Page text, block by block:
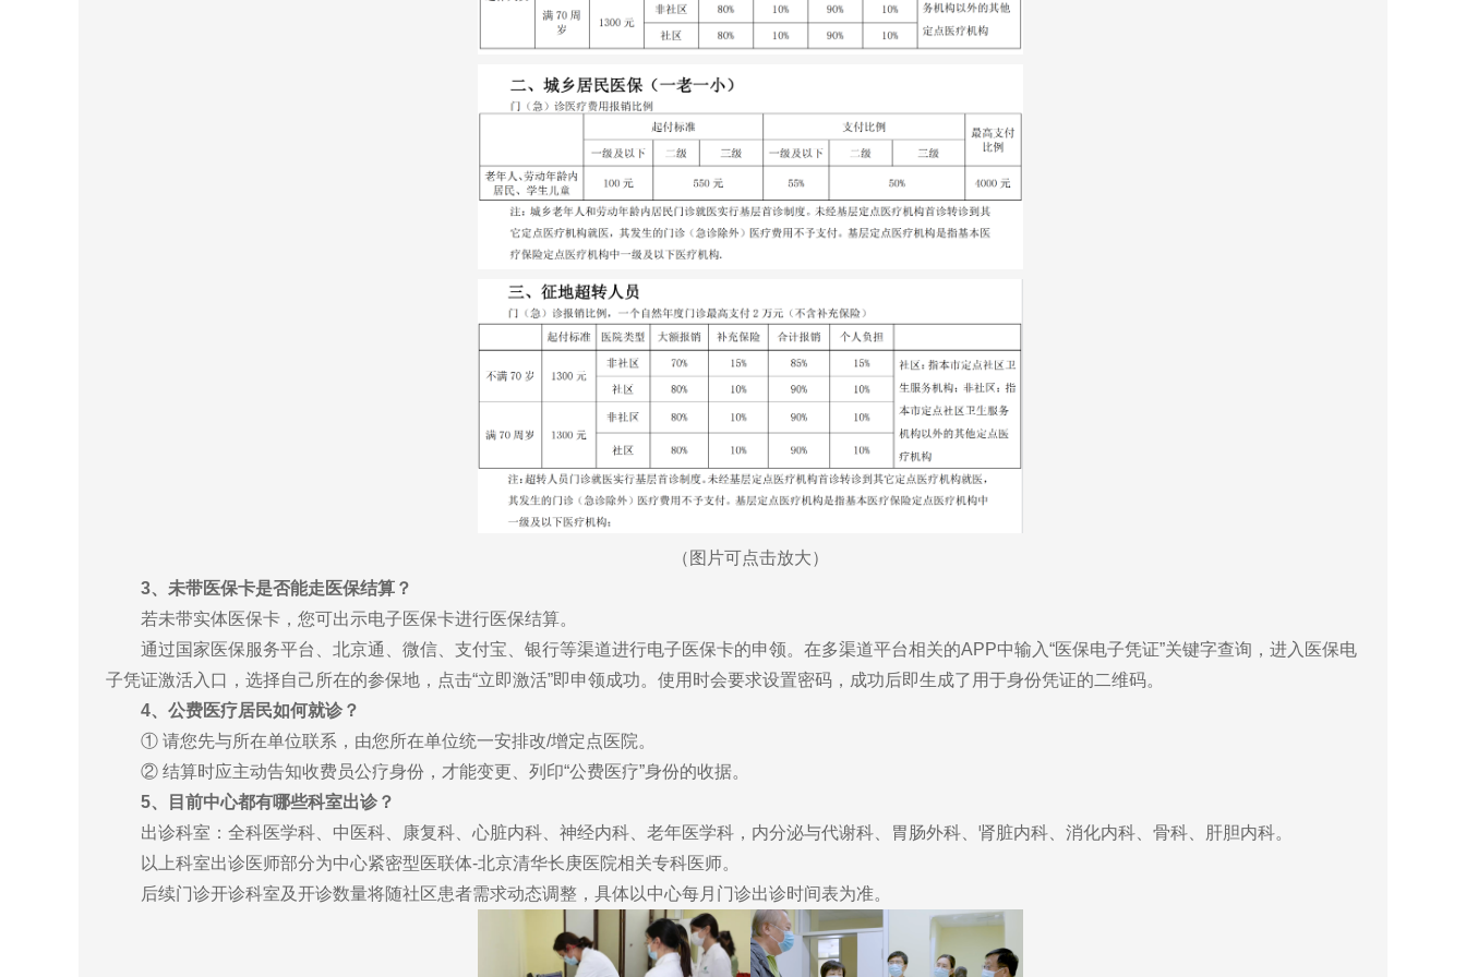
（图片可点击放大）
3、未带医保卡是否能走医保结算？
若未带实体医保卡，您可出示电子医保卡进行医保结算。
通过国家医保服务平台、北京通、微信、支付宝、银行等渠道进行电子医保卡的申领。在多渠道平台相关的APP中输入“医保电子凭证”关键字查询，进入医保电
子凭证激活入口，选择自己所在的参保地，点击“立即激活”即申领成功。使用时会要求设置密码，成功后即生成了用于身份凭证的二维码。
4、公费医疗居民如何就诊？
① 请您先与所在单位联系，由您所在单位统一安排改/增定点医院。
② 结算时应主动告知收费员公疗身份，才能变更、列印“公费医疗”身份的收据。
5、目前中心都有哪些科室出诊？
出诊科室：全科医学科、中医科、康复科、心脏内科、神经内科、老年医学科，内分泌与代谢科、胃肠外科、肾脏内科、消化内科、骨科、肝胆内科。
以上科室出诊医师部分为中心紧密型医联体-北京清华长庚医院相关专科医师。
后续门诊开诊科室及开诊数量将随社区患者需求动态调整，具体以中心每月门诊出诊时间表为准。